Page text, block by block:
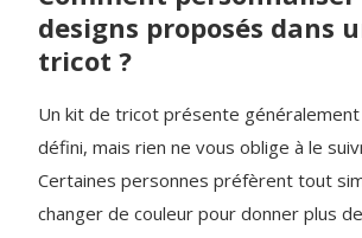
designs proposés dans
tricot ?
Un kit de tricot présente
défini, mais rien ne vous oblige à le
Certaines personnes préfèrent tout
changer de couleur pour donner plus